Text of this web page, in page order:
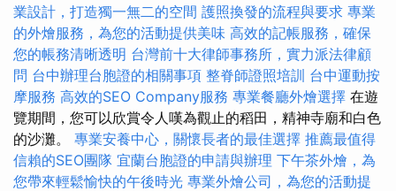
業設計，打造獨一無二的空間 護照換發的流程與要求 專業
的外燴服務，為您的活動提供美味 高效的記帳服務，確保
您的帳務清晰透明 台灣前十大律師事務所，實力派法律顧
問 台中辦理台胞證的相關事項 整脊師證照培訓 台中運動按
摩服務 高效的SEO Company服務 專業餐廳外燴選擇 在遊
覽期間，您可以欣賞令人嘆為觀止的稻田，精神寺廟和白色
的沙灘。 專業安養中心，關懷長者的最佳選擇 推薦最值得
信賴的SEO團隊 宜蘭台胞證的申請與辦理 下午茶外燴，為
您帶來輕鬆愉快的午後時光 專業外燴公司，為您的活動提